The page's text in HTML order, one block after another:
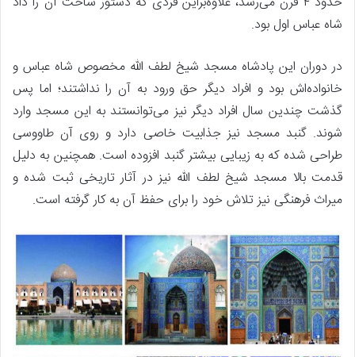
شاه عباس اول بود.
در دوران این پادشاه مسجد شیخ لطف الله مخصوص شاه عباس و
خانواده‌اش بود و افراد دیگر حق ورود به آن را نداشتند؛ اما پس
گذشت چندین سال افراد دیگر نیز می‌توانستند به این مسجد وارد
شوند. گنبد مسجد نیز جذابیت خاصی دارد و روی آن طاووسی
طراحی شده که به زیبایی بیشتر گنبد افزوده است. همچنین به دلیل
قدمت بالا مسجد شیخ لطف الله نیز در آثار تاریخی ثبت شده و
میراث فرهنگی نیز تلاش خود را برای حفظ آن به کار گرفته است.